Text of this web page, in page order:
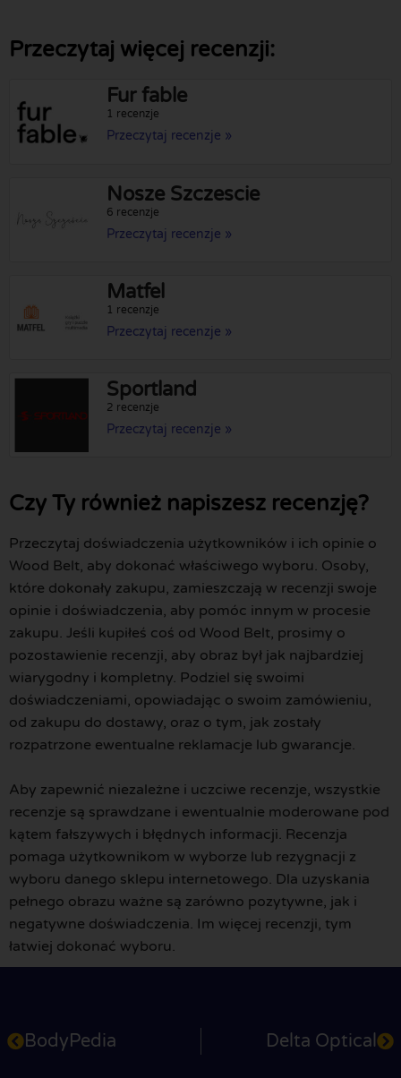
Przeczytaj więcej recenzji:
Fur fable
1 recenzje
Przeczytaj recenzje »
Nosze Szczescie
6 recenzje
Przeczytaj recenzje »
Matfel
1 recenzje
Przeczytaj recenzje »
Sportland
2 recenzje
Przeczytaj recenzje »
Czy Ty również napiszesz recenzję?
Przeczytaj doświadczenia użytkowników i ich opinie o
Wood Belt, aby dokonać właściwego wyboru. Osoby,
które dokonały zakupu, zamieszczają w recenzji swoje
opinie i doświadczenia, aby pomóc innym w procesie
zakupu. Jeśli kupiłeś coś od Wood Belt, prosimy o
pozostawienie recenzji, aby obraz był jak najbardziej
wiarygodny i kompletny. Podziel się swoimi
doświadczeniami, opowiadając o swoim zamówieniu,
od zakupu do dostawy, oraz o tym, jak zostały
rozpatrzone ewentualne reklamacje lub gwarancje.
Aby zapewnić niezależne i uczciwe recenzje, wszystkie
recenzje są sprawdzane i ewentualnie moderowane pod
kątem fałszywych i błędnych informacji. Recenzja
pomaga użytkownikom w wyborze lub rezygnacji z
wyboru danego sklepu internetowego. Dla uzyskania
pełnego obrazu ważne są zarówno pozytywne, jak i
negatywne doświadczenia. Im więcej recenzji, tym
łatwiej dokonać wyboru.
BodyPedia Delta Optical